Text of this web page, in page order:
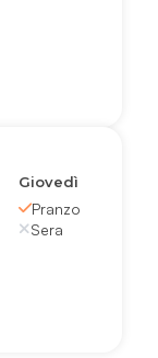
Giovedì
Pranzo
Sera